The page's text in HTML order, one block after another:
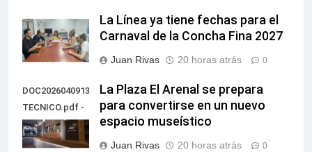
La Línea ya tiene fechas para el
Carnaval de la Concha Fina 2027
Juan Rivas 20 horas atrás 0
DOC20260409135851PROYECTO
TECNICO.pdf -
60
La Plaza El Arenal se prepara
para convertirse en un nuevo
espacio museístico
Juan Rivas 20 horas atrás 0